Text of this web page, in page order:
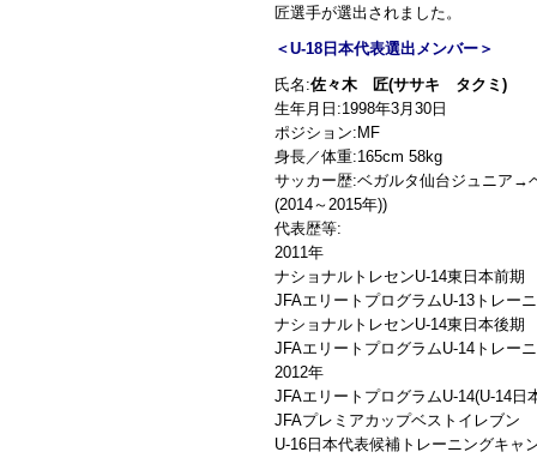
匠選手が選出されました。
＜U-18日本代表選出メンバー＞
氏名:佐々木 匠(ササキ タクミ)
生年月日:1998年3月30日
ポジション:MF
身長／体重:165cm 58kg
サッカー歴:ベガルタ仙台ジュニア→
(2014～2015年))
代表歴等:
2011年
ナショナルトレセンU-14東日本前期
JFAエリートプログラムU-13トレー
ナショナルトレセンU-14東日本後期
JFAエリートプログラムU-14トレー
2012年
JFAエリートプログラムU-14(U-14日
JFAプレミアカップベストイレブン
U-16日本代表候補トレーニングキャ